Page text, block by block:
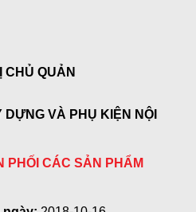
CHỦ QUẢN
VÀ PHỤ KIỆN NỘI
PHỐI CÁC SẢN PHẨM